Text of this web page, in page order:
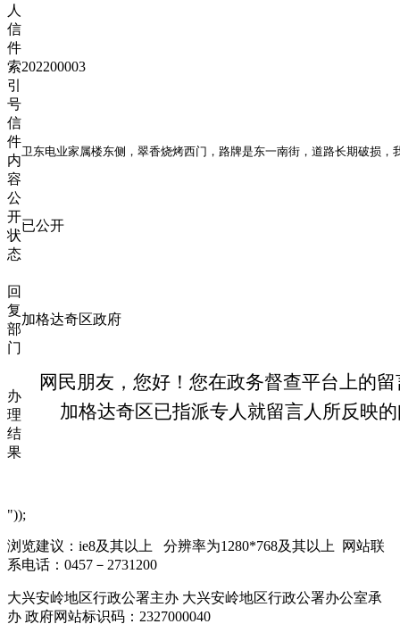
人
信
件
索
引
号
202200003
信
件
内
容
卫东电业家属楼东侧，翠香烧烤西门，路牌是东一南街，道路长期破损
公
开
状
态
已公开
回
复
部
门
加格达奇区政府
办
理
结
果
网民朋友，您好！ 您在政务督查平台上的
加格达奇区已指派专人就留言人所反映
"));
浏览建议：ie8及其以上 分辨率为1280*768及其以上 网站联
系电话：0457－2731200
大兴安岭地区行政公署主办 大兴安岭地区行政公署办公室承
办 政府网站标识码：2327000040